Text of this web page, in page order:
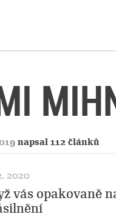
napsal 112 článků
2020
vás opakovaně